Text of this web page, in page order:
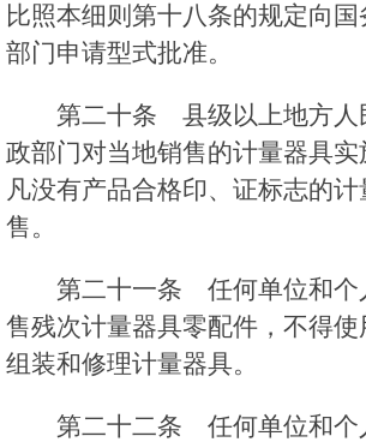
比照本细则第十八条的规定向
部门申请型式批准。
第二十条 县级以上地方人
政部门对当地销售的计量器具实
凡没有产品合格印、证标志的
售。
第二十一条 任何单位和个
售残次计量器具零配件，不得
组装和修理计量器具。
第二十二条 任何单位和个